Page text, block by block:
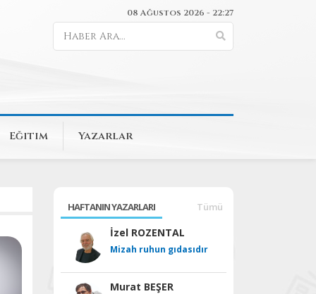
08 Ağustos 2026 - 22:27
Eğitim Yazarlar
HAFTANIN YAZARLARI Tümü
İzel ROZENTAL
Mizah ruhun gıdasıdır
Murat BEŞER